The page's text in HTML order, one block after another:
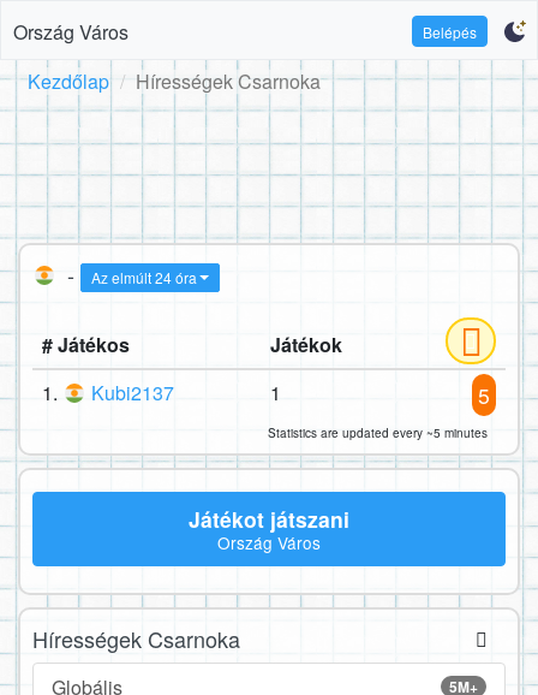
Ország Város Belépés
Kezdőlap Hírességek Csarnoka
- Az elmúlt 24 óra
# Játékos
Játékok
1.
Kubi2137 1 5
Statistics are updated every ~5 minutes
Játékot játszani
Ország Város
Hírességek Csarnoka
5M+
Globális